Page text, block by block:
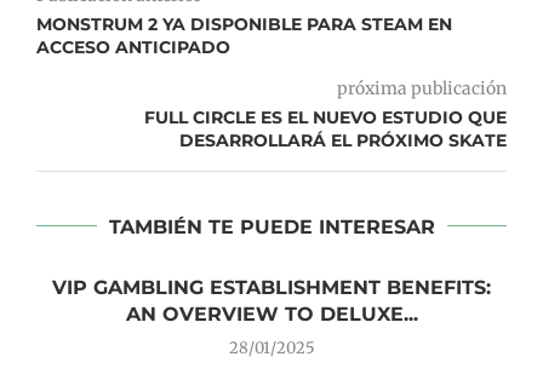
MONSTRUM 2 YA DISPONIBLE PARA STEAM EN
ACCESO ANTICIPADO
próxima publicación
FULL CIRCLE ES EL NUEVO ESTUDIO QUE
DESARROLLARÁ EL PRÓXIMO SKATE
TAMBIÉN TE PUEDE INTERESAR
VIP GAMBLING ESTABLISHMENT BENEFITS:
AN OVERVIEW TO DELUXE...
28/01/2025